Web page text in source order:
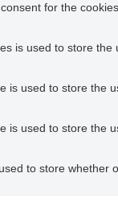
for the
is used to store the
is used to store the
is used to store the
to store whether